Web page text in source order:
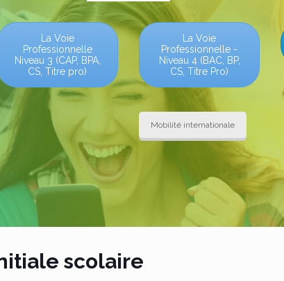
La Voie
Professionnelle
Niveau 3 (CAP, BPA,
CS, Titre pro)
La Voie
Professionnelle -
Niveau 4 (BAC, BP,
CS, Titre Pro)
Mobilité internationale
scolaire